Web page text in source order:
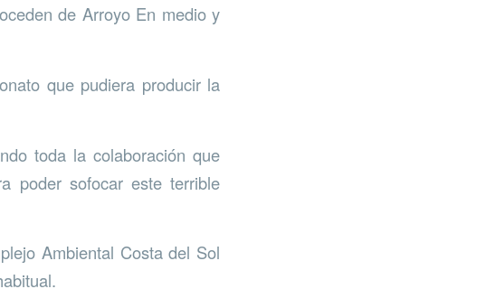
de Arroyo En medio y
que pudiera producir la
toda la colaboración que
poder sofocar este terrible
Ambiental Costa del Sol